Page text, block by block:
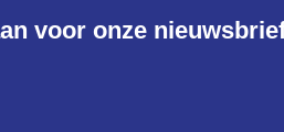
voor onze